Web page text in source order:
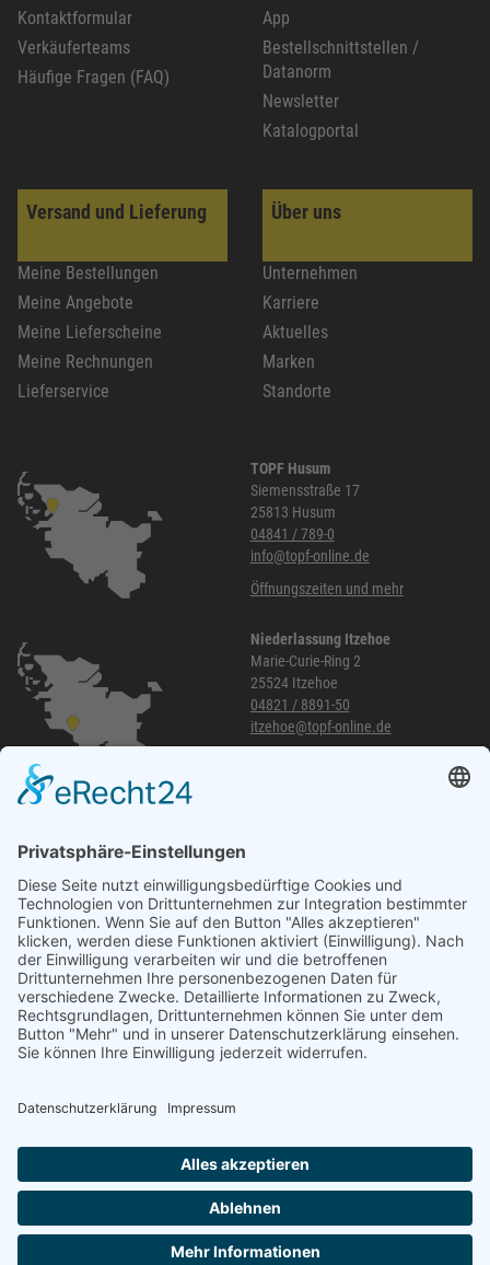
Kontaktformular
Verkäuferteams
Häufige Fragen (FAQ)
App
Bestellschnittstellen /
Datanorm
Newsletter
Katalogportal
Versand und Lieferung
Meine Bestellungen
Meine Angebote
Meine Lieferscheine
Meine Rechnungen
Lieferservice
Über uns
Unternehmen
Karriere
Aktuelles
Marken
Standorte
TOPF Husum
Siemensstraße 17
25813 Husum
04841 / 789-0
info@topf-online.de
Öffnungszeiten und mehr
Niederlassung Itzehoe
Marie-Curie-Ring 2
25524 Itzehoe
04821 / 8891-50
itzehoe@topf-online.de
040 / 21 04 04 04-04
glinde@topf-online.de
Öffnungszeiten und mehr
Desktop-Version